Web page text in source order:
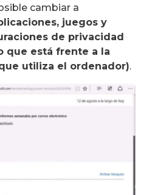
cambiar a
juegos y
de privacidad
que está frente a la
utiliza el ordenador).